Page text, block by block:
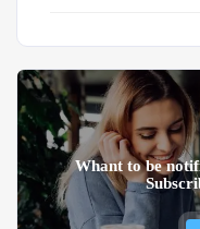
Whant to be